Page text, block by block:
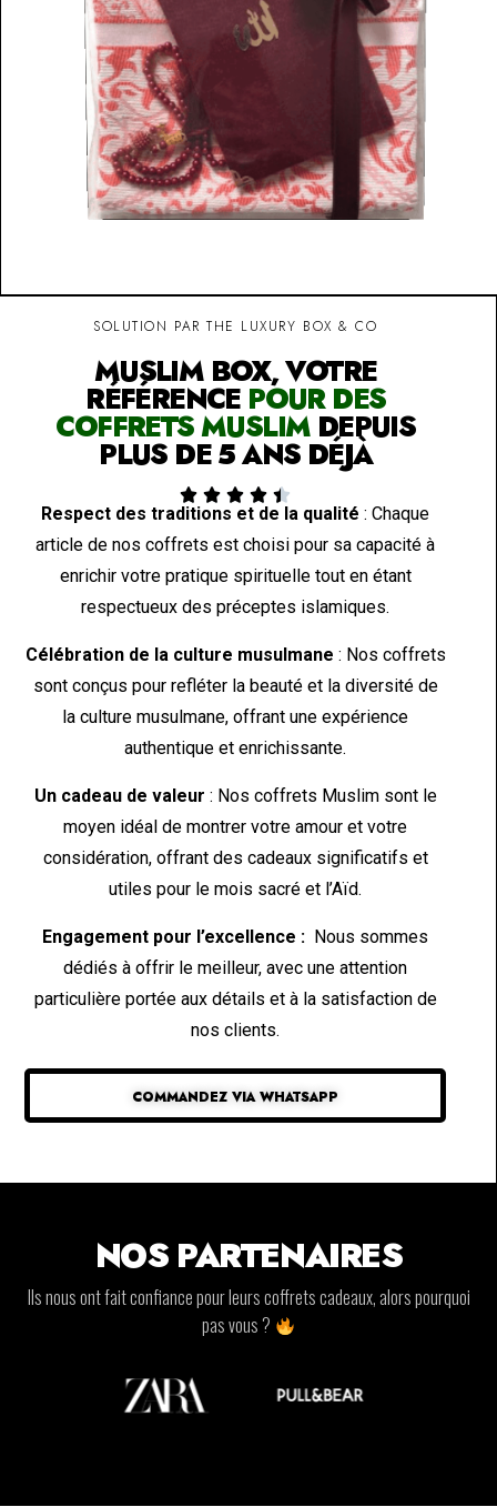
SOLUTION PAR THE LUXURY BOX & CO
MUSLIM BOX, VOTRE
RÉFÉRENCEPOUR DES
COFFRETS MUSLIM DEPUIS
PLUS DE 5 ANS DÉJÀ
    
Respect des traditions et de la qualité : Chaque
article de nos coffrets est choisi pour sa capacité à
enrichir votre pratique spirituelle tout en étant
respectueux des préceptes islamiques.
Célébration de la culture musulmane : Nos coffrets
sont conçus pour refléter la beauté et la diversité de
la culture musulmane, offrant une expérience
authentique et enrichissante.
Un cadeau de valeur : Nos coffrets Muslim sont le
moyen idéal de montrer votre amour et votre
considération, offrant des cadeaux significatifs et
utiles pour le mois sacré et l’Aïd.
Engagement pour l’excellence : Nous sommes
dédiés à offrir le meilleur, avec une attention
particulière portée aux détails et à la satisfaction de
nos clients.
COMMANDEZ VIA WHATSAPP
NOS PARTENAIRES
Ils nous ont fait confiance pour leurs coffrets cadeaux, alors pourquoi
pas vous ?